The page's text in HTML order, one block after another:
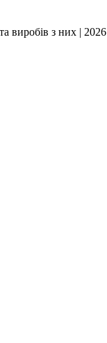
виробів з них | 2026